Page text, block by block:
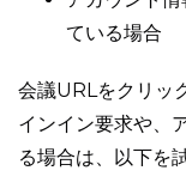
ている場合
会議URLをクリッ
インイン要求や、
る場合は、以下を